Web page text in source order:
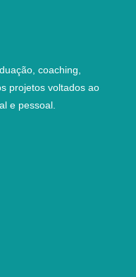
coaching,
projetos voltados ao
e pessoal.